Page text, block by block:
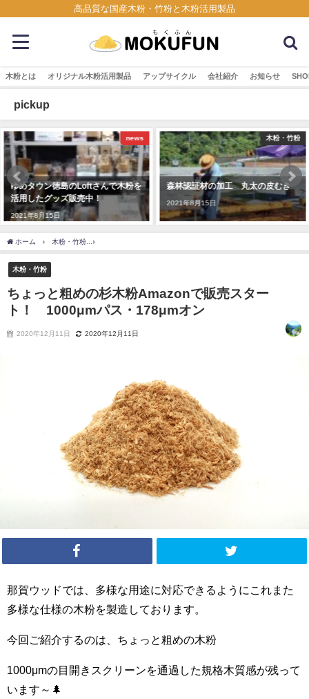
高品質な国産木粉・竹粉と木粉活用製品
木粉とは オリジナル木粉活用製品 アップサイクル 会社紹介 お知らせ
pickup
木粉・竹粉
森林認証材の加工 丸太の皮むき
2021年8月15日
木の塗
とくしま林業アカデミー実習用丸
太 ⇒木粉化して研修施設「木舎」
に木の塗り壁として活用！
ホーム 木粉・竹粉
木粉・竹粉
ちょっと粗めの杉木粉Amazonで販売スター
ト！ 1000μmパス・178μmオン
2020年12月11日 2020年12月11日
那賀ウッドでは、多様な用途に対応できるようにこれまた
多様な仕様の木粉を製造しております。
今回ご紹介するのは、ちょっと粗めの木粉
1000μmの目開きスクリーンを通過した規格木質感が残って
います～🌲